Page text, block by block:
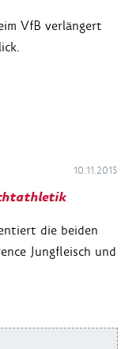
VfB verlängert
10.11.2015
die beiden
Jungfleisch und